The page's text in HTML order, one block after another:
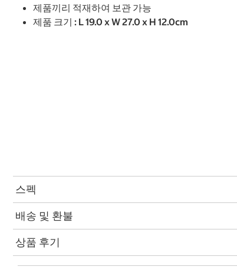
제품끼리 적재하여 보관 가능
제품 크기 : L 19.0 x W 27.0 x H 12.0cm
스펙
배송 및 환불
상품 후기